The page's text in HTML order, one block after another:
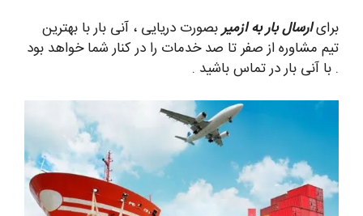
برایارسال بار به ازمیربصورت دریایی ، آنی بار با بهترین
تیم مشاوره از صفر تا صد خدمات را در کنار شما خواهد بود
. با آنی بار در تماس باشید .